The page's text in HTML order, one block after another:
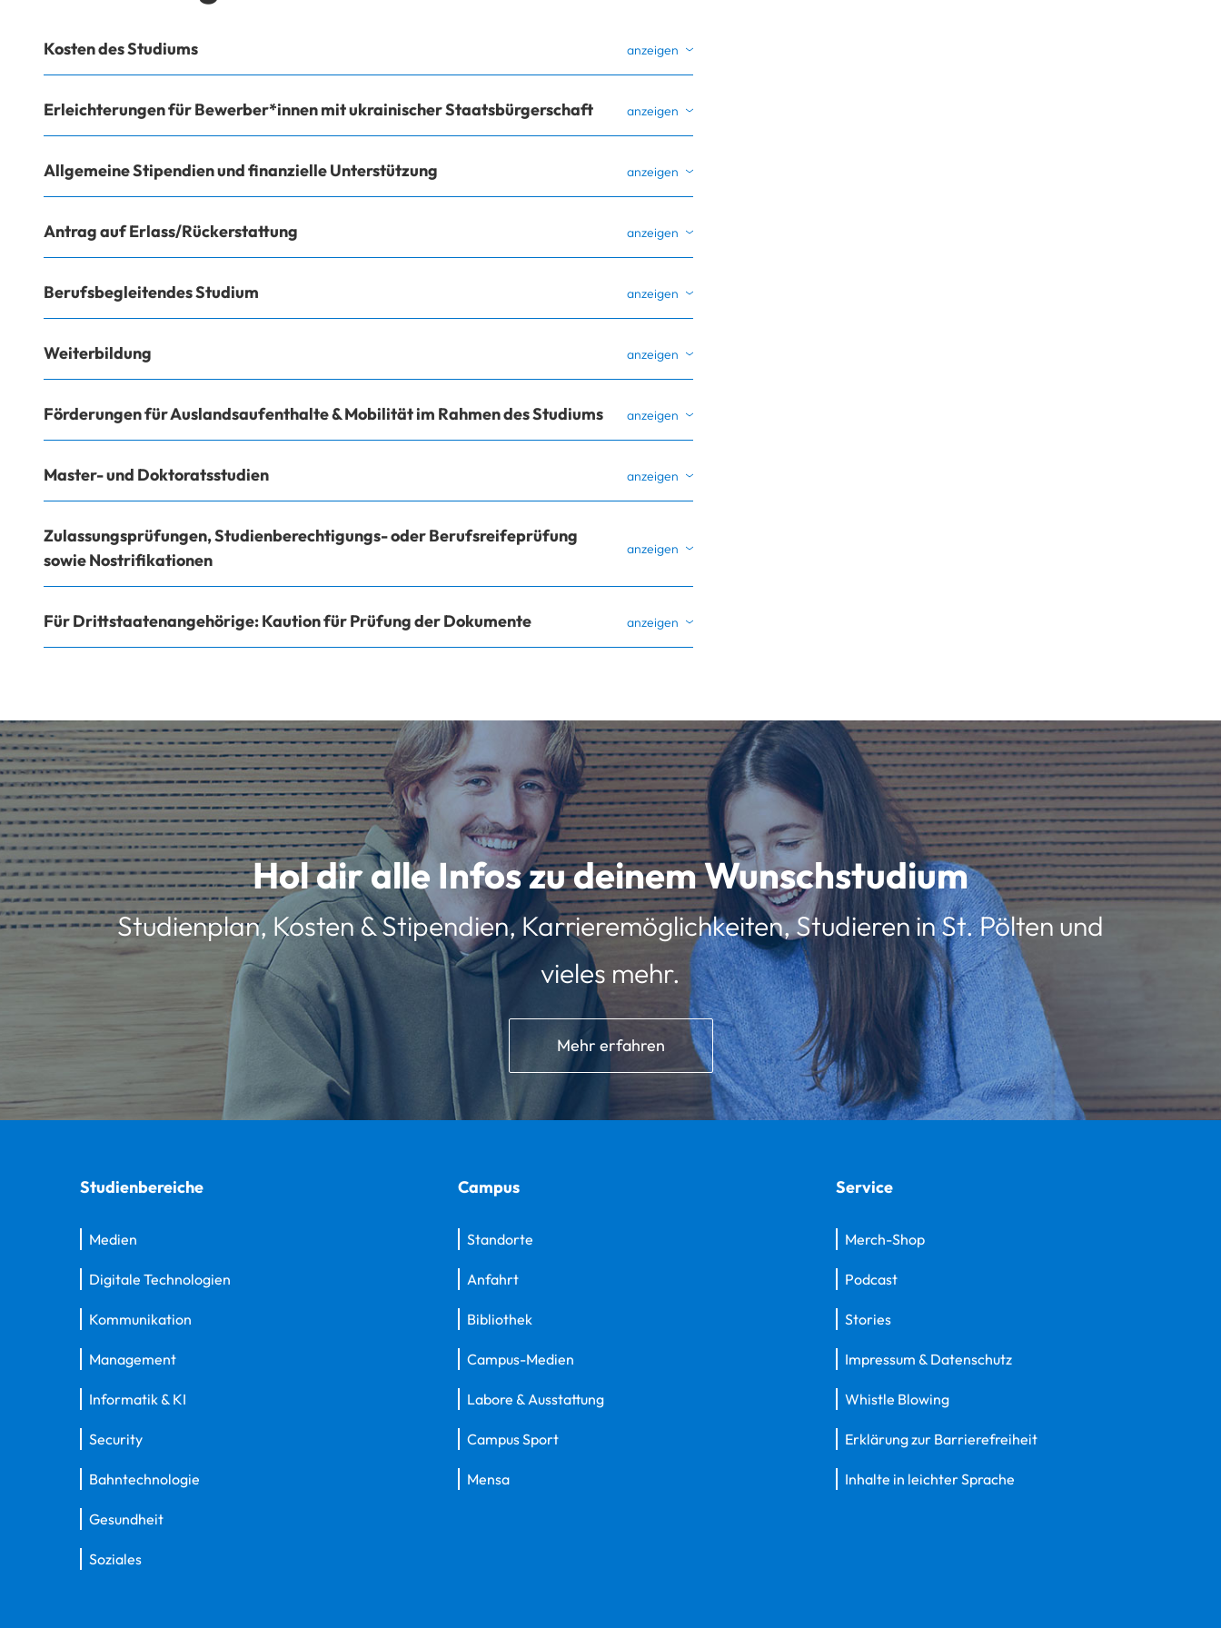
Kosten des Studiums
Erleichterungen für Bewerber*innen mit ukrainischer Staatsbürgerschaft
Allgemeine Stipendien und finanzielle Unterstützung
Antrag auf Erlass/Rückerstattung
Berufsbegleitendes Studium
Weiterbildung
Förderungen für Auslandsaufenthalte & Mobilität im Rahmen des Studiums
Master- und Doktoratsstudien
Zulassungsprüfungen, Studienberechtigungs- oder Berufsreifeprüfung
sowie Nostrifikationen
Für Drittstaatenangehörige: Kaution für Prüfung der Dokumente
Hol dir alle Infos zu deinem Wunschstudium
Studienplan, Kosten & Stipendien, Karrieremöglichkeiten, Studieren in St. Pölten und
vieles mehr.
Mehr erfahren
Studienbereiche
Medien
Digitale Technologien
Kommunikation
Management
Informatik & KI
Security
Bahntechnologie
Gesundheit
Soziales
Campus
Standorte
Anfahrt
Bibliothek
Campus-Medien
Labore & Ausstattung
Campus Sport
Mensa
Service
Merch-Shop
Podcast
Stories
Impressum & Datenschutz
Whistle Blowing
Erklärung zur Barrierefreiheit
Inhalte in leichter Sprache